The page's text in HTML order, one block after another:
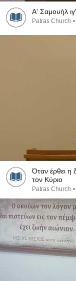
Α' Σαμουήλ
Patras Church •
Όταν έρθει η
τον Κύριο
Patras Church •